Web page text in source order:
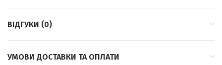
ВІДГУКИ (0)
УМОВИ ДОСТАВКИ ТА ОПЛАТИ